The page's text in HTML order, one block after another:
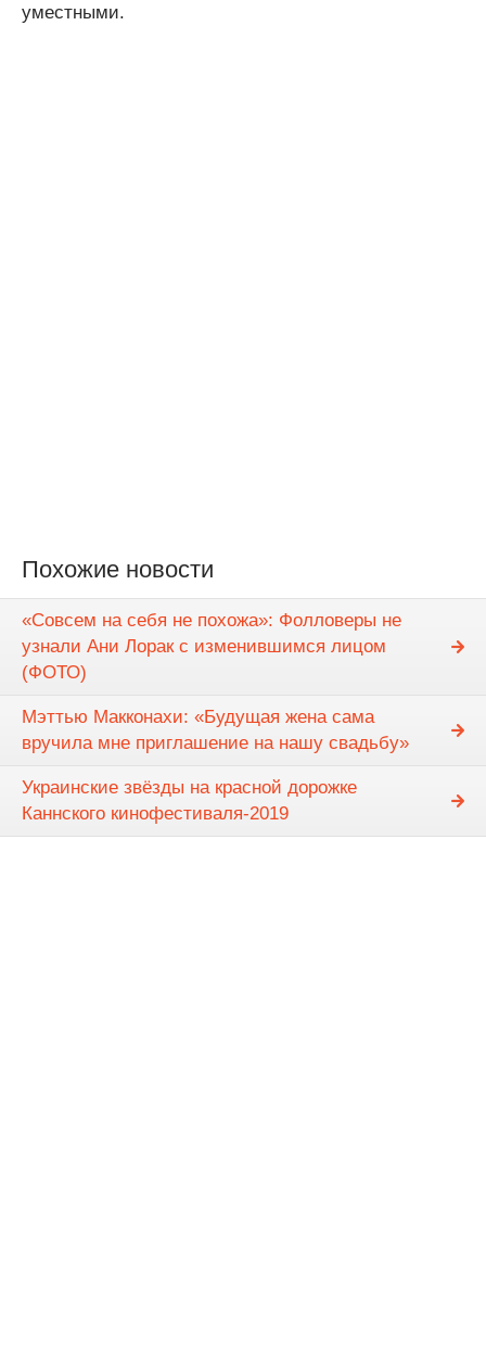
уместными.
Похожие новости
«Совсем на себя не похожа»: Фолловеры не
узнали Ани Лорак с изменившимся лицом
(ФОТО)
Мэттью Макконахи: «Будущая жена сама
вручила мне приглашение на нашу свадьбу»
Украинские звёзды на красной дорожке
Каннского кинофестиваля-2019